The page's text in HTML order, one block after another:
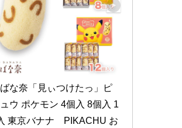
な奈「見ぃつけたっ」ピ
ウ ポケモン 4個入 8個入 1
東京バナナ　PIKACHU お